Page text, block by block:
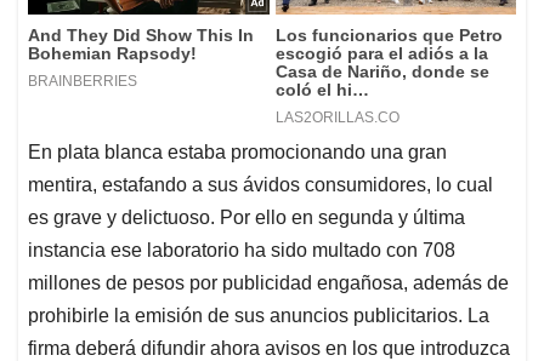
En plata blanca estaba promocionando una gran
mentira, estafando a sus ávidos consumidores, lo cual
es grave y delictuoso. Por ello en segunda y última
instancia ese laboratorio ha sido multado con 708
millones de pesos por publicidad engañosa, además de
prohibirle la emisión de sus anuncios publicitarios. La
firma deberá difundir ahora avisos en los que introduzca